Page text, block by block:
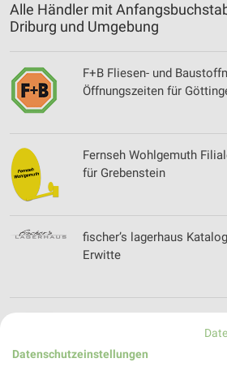
Alle Händler mit
Driburg und Umgebung
F+B Fliesen- und
Öffnungszeiten für
Fernseh Wohlgemuth
für Grebenstein
fischer’s lagerhaus
Erwitte
Datenschutzeinstellungen